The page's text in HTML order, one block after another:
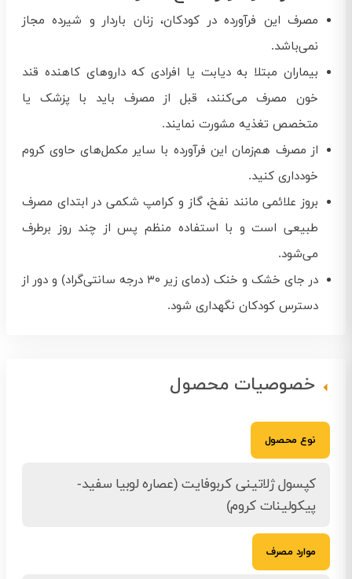
مصرف این فرآورده در کودکان، زنان باردار و شیرده مجاز
نمی‌باشد.
بیماران مبتلا به دیابت یا افرادی که داروهای کاهنده قند
خون مصرف می‌کنند، قبل از مصرف باید با پزشک یا
متخصص تغذیه مشورت نمایند.
از مصرف هم‌زمان این فرآورده با سایر مکمل‌های حاوی کروم
خودداری کنید.
بروز علائمی مانند نفخ، گاز و کرامپ شکمی در ابتدای مصرف
طبیعی است و با استفاده منظم پس از چند روز برطرف
می‌شود.
در جای خشک و خنک (دمای زیر ۳۰ درجه سانتی‌گراد) و دور از
دسترس کودکان نگهداری شود.
خصوصیات محصول
نوع محصول
کپسول ژلاتینی کربوفایت (عصاره لوبیا سفید-
پیکولینات کروم)
موارد مصرف